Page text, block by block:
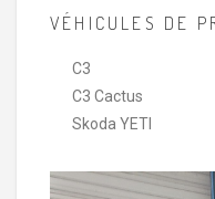
VÉHICULES DE
C3
C3 Cactus
Skoda YETI